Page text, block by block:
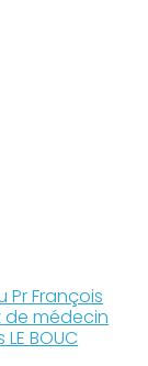
Pr François
de médecin
BOUC